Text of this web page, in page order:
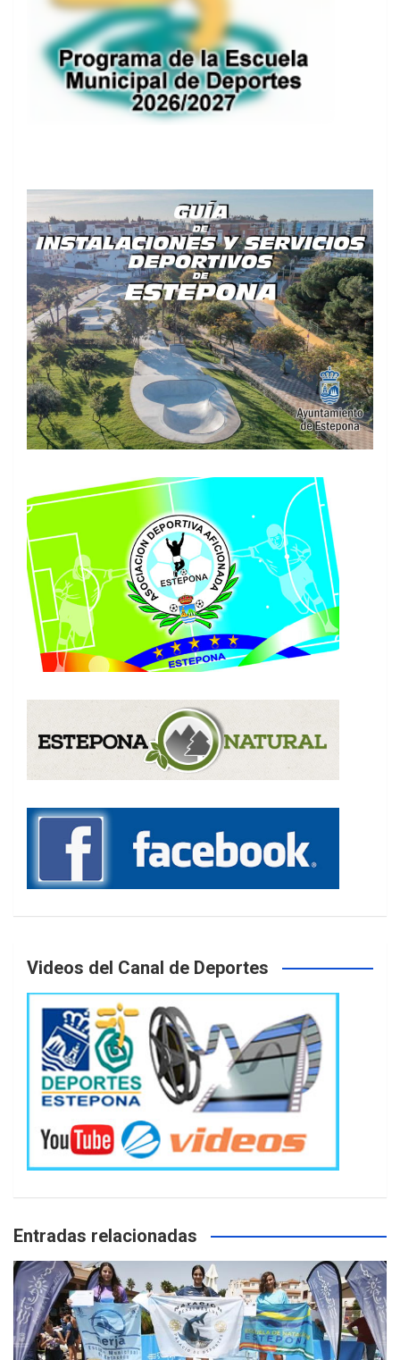
Videos del Canal de Deportes
Entradas relacionadas